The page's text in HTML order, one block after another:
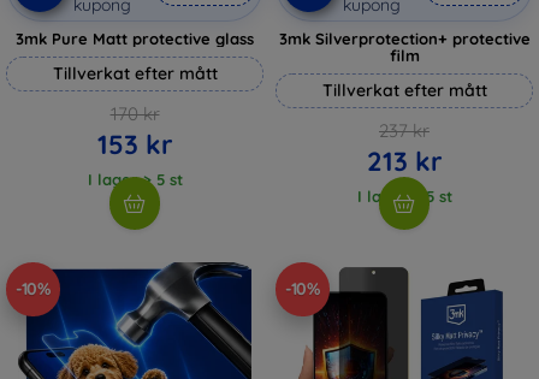
3mk Pure Matt protective glass
Tillverkat efter mått
170 kr
153 kr
I lager > 5 st
3mk Silverprotection+ protective
film
Tillverkat efter mått
237 kr
213 kr
I lager > 5 st
-10% -10%